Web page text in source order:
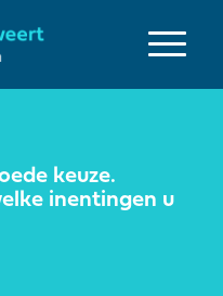
keuze.
inentingen u